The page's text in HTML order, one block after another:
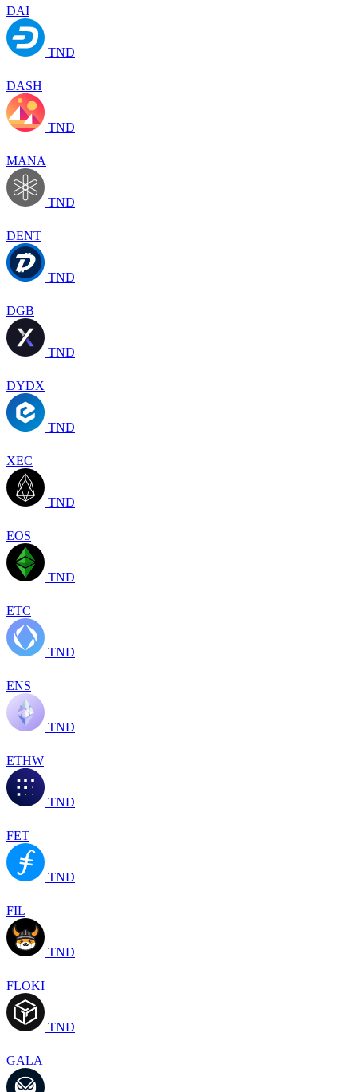
DAI
TND
DASH
TND
MANA
TND
DENT
TND
DGB
TND
DYDX
TND
XEC
TND
EOS
TND
ETC
TND
ENS
TND
ETHW
TND
FET
TND
FIL
TND
FLOKI
TND
GALA